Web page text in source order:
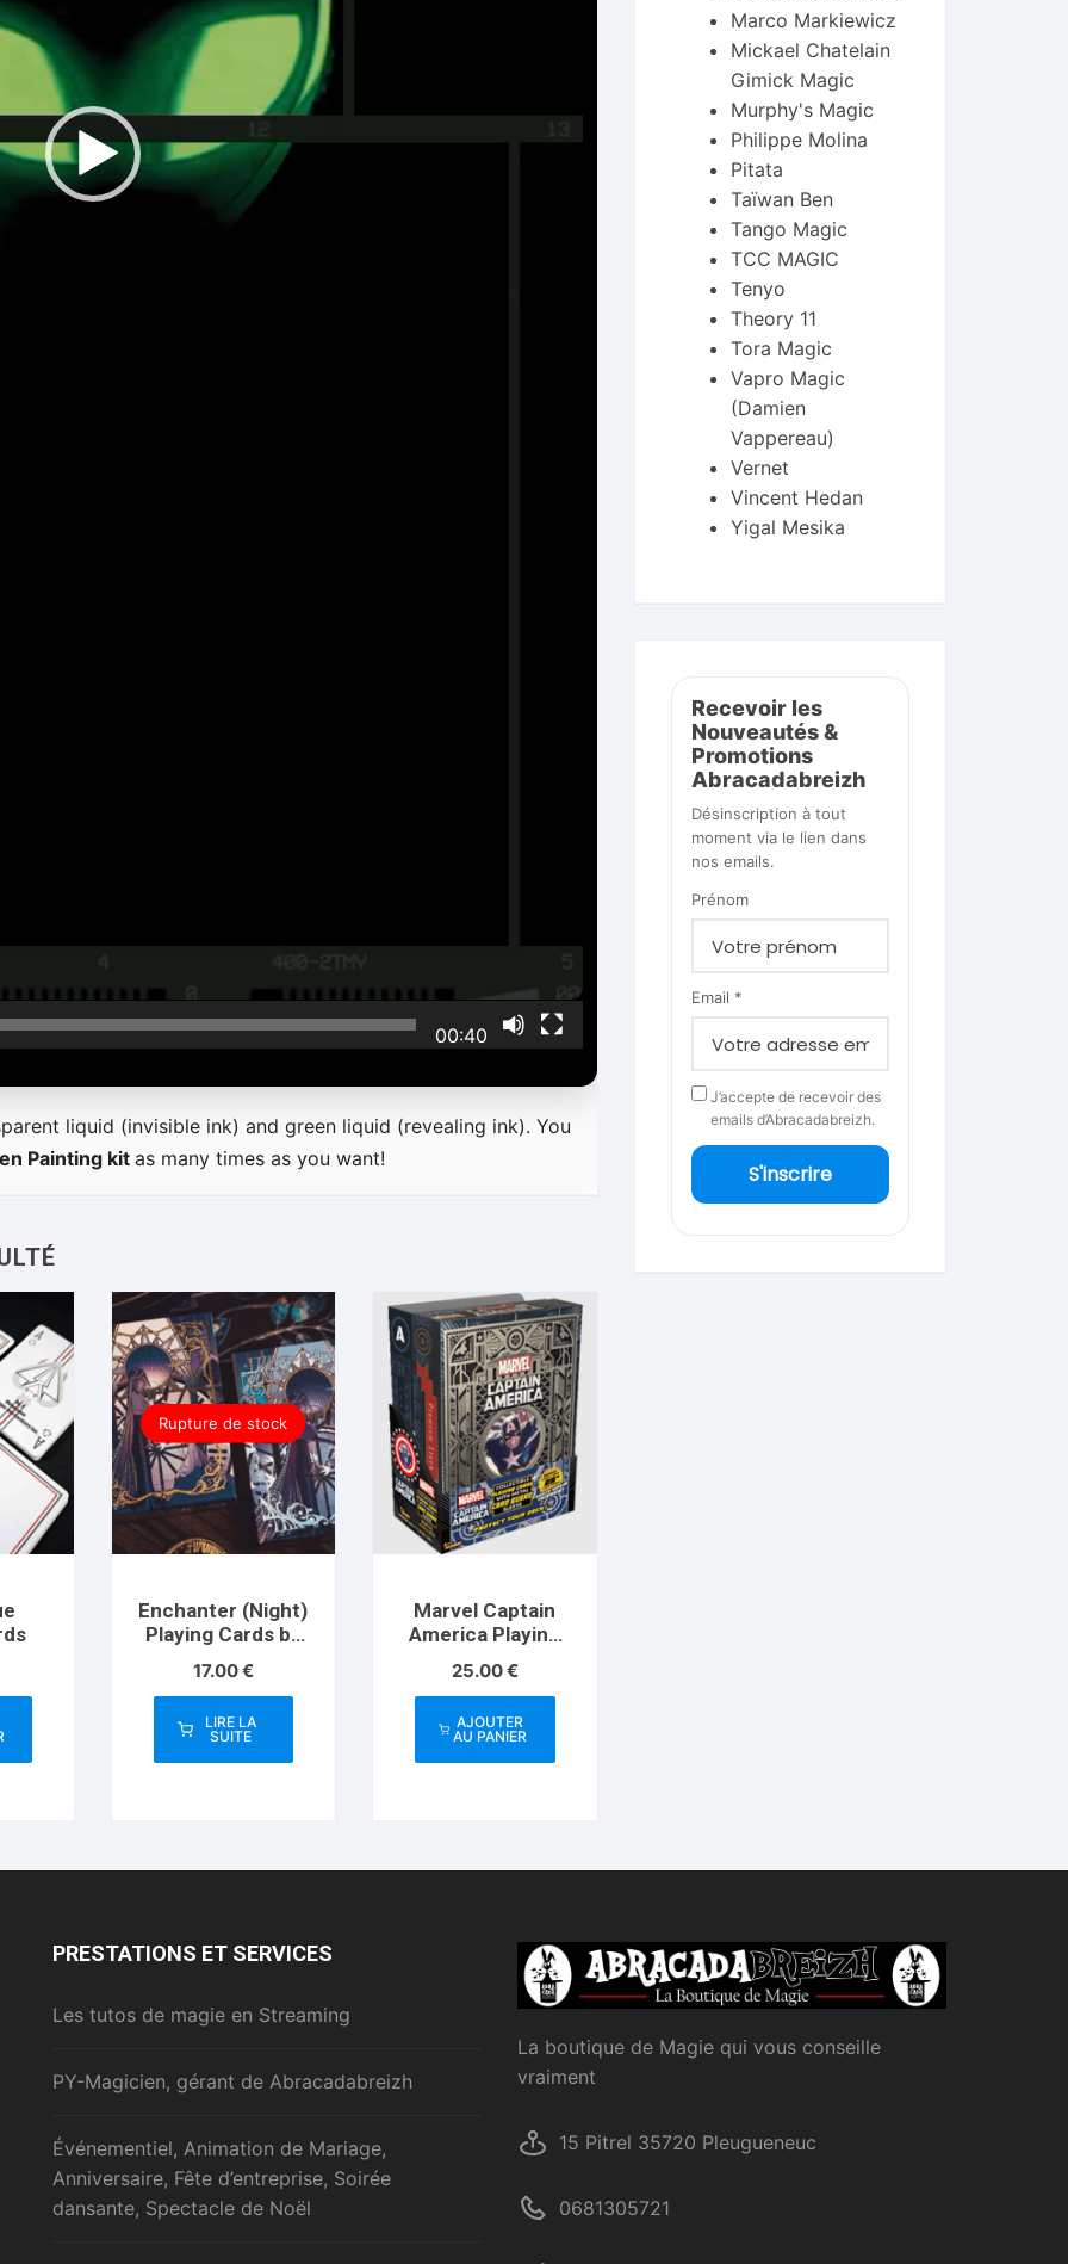
00:40
liquid (invisible ink) and green liquid (revealing ink). You
Painting kit as many times as you want!
Rupture de stock
Enchanter (Night)
Playing Cards by
King Star
17.00€
LIRE LA
SUITE
Marvel Captain
America Playing
Cards (Plus Card
Guard)
25.00€
AJOUTER
AU PANIER
Marco Markiewicz
Mickael Chatelain
Gimick Magic
Murphy's Magic
Philippe Molina
Pitata
Taïwan Ben
Tango Magic
TCC MAGIC
Tenyo
Theory 11
Tora Magic
Vapro Magic
(Damien
Vappereau)
Vernet
Vincent Hedan
Yigal Mesika
Recevoir les
Nouveautés &
Promotions
Abracadabreizh
Désinscription à tout
moment via le lien dans
nos emails.
Prénom
Email *
J’accepte de recevoir des
emails d’Abracadabreizh.
S'inscrire
PRESTATIONS ET SERVICES
Les tutos de magie en Streaming
PY-Magicien, gérant de Abracadabreizh
Événementiel, Animation de Mariage,
Anniversaire, Fête d’entreprise, Soirée
dansante, Spectacle de Noël
La boutique de Magie qui vous conseille
vraiment
15 Pitrel 35720 Pleugueneuc
0681305721